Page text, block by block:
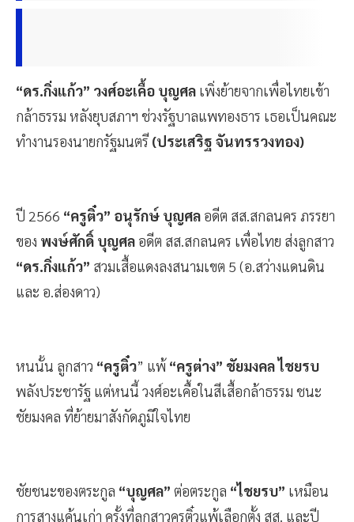
“ดร.กิ่งแก้ว” วงศ์อะเคื้อ บุญศล เพิ่งย้ายจากเพื่อไทยเข้า
กล้าธรรม หลังยุบสภาฯ ช่วงรัฐบาลแพทองธาร เธอเป็นคณะ
ทำงานรองนายกรัฐมนตรี (ประเสริฐ จันทรรวงทอง)
ปี 2566 “ครูติ๋ว” อนุรักษ์ บุญศล อดีต สส.สกลนคร ภรรยา
ของ พงษ์ศักดิ์ บุญศล อดีต สส.สกลนคร เพื่อไทย ส่งลูกสาว
“ดร.กิ่งแก้ว” สวมเสื้อแดงลงสนามเขต 5 (อ.สว่างแดนดิน
และ อ.ส่องดาว)
หนนั้น ลูกสาว “ครูติ๋ว” แพ้ “ครูต่าง” ชัยมงคล ไชยรบ
พลังประชารัฐ แต่หนนี้ วงศ์อะเคื้อในสีเสื้อกล้าธรรม ชนะ
ชัยมงคล ที่ย้ายมาสังกัดภูมิใจไทย
ชัยชนะของตระกูล “บุญศล” ต่อตระกูล “ไชยรบ” เหมือน
การสางแค้นเก่า ครั้งที่ลูกสาวครูติ๋วแพ้เลือกตั้ง สส. และปี